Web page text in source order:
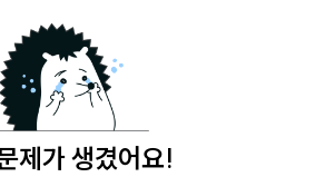
제가 생겼어요!